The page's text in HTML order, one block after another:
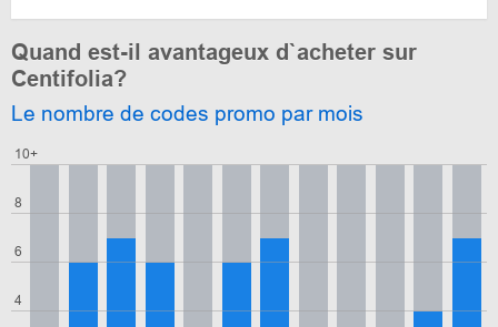
Quand est-il avantageux d`acheter sur
Centifolia?
Le nombre de codes promo par mois
4
6
8
10+